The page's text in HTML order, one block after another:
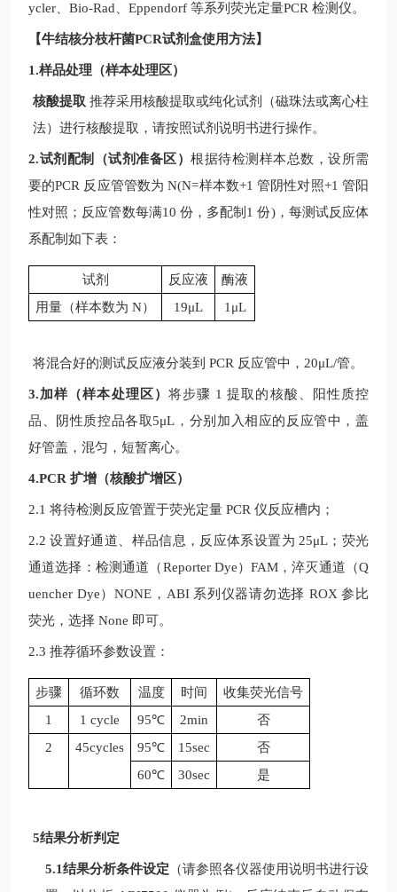
ycler
Bio-Rad Eppendorf 等系列荧光定量PCR 检测仪。
【牛结核分枝杆菌PCR试剂盒使用方法】
1.样品处理（样本处理区）
核酸提取 推荐采用核酸提取或纯化试剂（磁珠法或离心柱
法）进行核酸提取，请按照试剂说明书进行操作。
2.试剂配制（试剂准备区） 根据待检测样本总数，设所需
要的PCR 反应管管数为 N(N=样本数+1管阴性对照+1 管阳
性对照；反应管数每满10 份，多配制 1份)，每测试反应体
系配制如下表：
试剂 反应液
酶液
用量（样本数为 N） 19μL 1μL
将混合好的测试反应液分装到 PCR 反应管中， 20μL/管。
3.加样（样本处理区） 将步骤 1提取的核酸、阳性质控
品、阴性质控品各取5μL ，分别加入相应的反应管中，盖
好管盖，混匀，短暂离心。
4.PCR 扩增（核酸扩增区）
2.1 将待检测反应管置于荧光定量 PCR 仪反应槽内；
2.2 设置好通道、样品信息，反应体系设置为 25μL ；荧光
通道选择：检测通道（Reporter Dye） FAM，淬灭通道（Q
uencher Dye）NONE ， ABI 系列仪器请勿选择 ROX参比
荧光，选择 None 即可。
2.3 推荐循环参数设置：
步骤 循环数 温度 时间
收集荧光信号
1
1 cycle 95℃ 2min
否
2
45cycles 95℃ 15sec
否
60℃
30sec 是
5结果分析判定
5.1结果分析条件设定 （请参照各仪器使用说明书进行设